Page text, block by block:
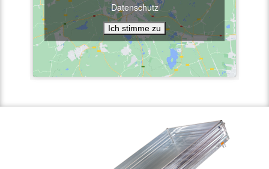
Datenschutz
Ich stimme zu